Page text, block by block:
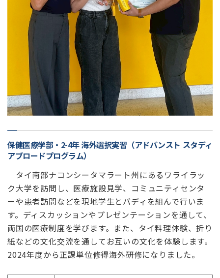
保健医療学部・2-4年 海外選択実習（アドバンスト スタディ
アブロードプログラム）
タイ南部ナコンシータマラート州にあるワライラッ
ク大学を訪問し、医療施設見学、コミュニティセンタ
ーや患者訪問などを現地学生とバディを組んで行いま
す。ディスカッションやプレゼンテーションを通して、
両国の医療制度を学びます。また、タイ料理体験、折り
紙などの文化交流を通してお互いの文化を体験します。
2024年度から正課単位修得海外研修になりました。